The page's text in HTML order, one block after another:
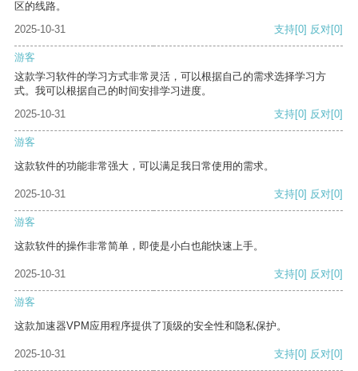
区的线路。
2025-10-31
支持[0] 反对[0]
游客
这款学习软件的学习方式非常灵活，可以根据自己的需求选择学习方
式。我可以根据自己的时间安排学习进度。
2025-10-31
支持[0] 反对[0]
游客
这款软件的功能非常强大，可以满足我日常使用的需求。
2025-10-31 支持[0] 反对[0]
游客
这款软件的操作非常简单，即使是小白也能快速上手。
2025-10-31 支持[0] 反对[0]
游客
这款加速器VPM应用程序提供了顶级的安全性和隐私保护。
2025-10-31 支持[0] 反对[0]